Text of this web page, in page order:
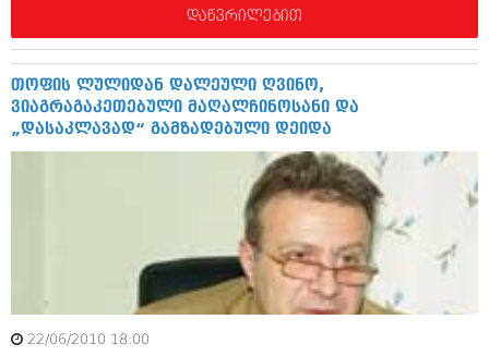
ნოემბერი 0201 (1)დაწვრილებით
თოფის ლულიდან დალეული ღვინო,
ვიაგრაგაკეთებული მაღალჩინოსანი და
„დასაკლავად“ გამზადებული დეიდა
22/06/2010 18:00